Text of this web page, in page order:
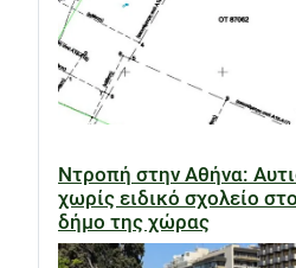
Ντροπή στην Αθήνα:
χωρίς ειδικό σχολείο
δήμο της χώρας